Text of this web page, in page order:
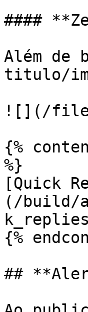
####
Além de
titulo/
![](/
{%
%}
[Quick
(/build/
{%
##